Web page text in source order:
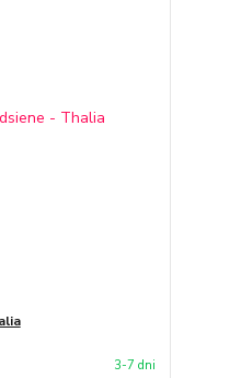
3-7 dni